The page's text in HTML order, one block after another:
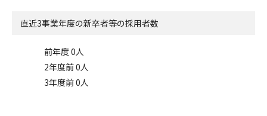
直近3事業年度の新卒者等の採用者数
前年度 0人
2年度前 0人
3年度前 0人